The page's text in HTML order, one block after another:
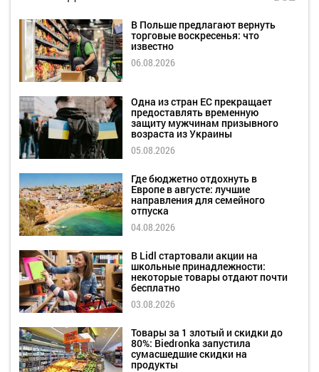
В Польше предлагают вернуть
торговые воскресенья: что
известно
06.08.2026
Одна из стран ЕС прекращает
предоставлять временную
защиту мужчинам призывного
возраста из Украины
05.08.2026
Где бюджетно отдохнуть в
Европе в августе: лучшие
направления для семейного
отпуска
04.08.2026
В Lidl стартовали акции на
школьные принадлежности:
некоторые товары отдают почти
бесплатно
03.08.2026
Товары за 1 злотый и скидки до
80%: Biedronka запустила
сумасшедшие скидки на
продукты